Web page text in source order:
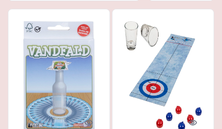
Quick look Quick